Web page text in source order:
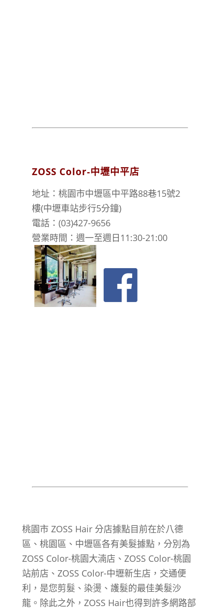
ZOSS Color-中壢中平店
地址：桃園市中壢區中平路88巷15號2
樓(中壢車站步行5分鐘)
電話：(03)427-9656
營業時間：週一至週日11:30-21:00
桃園市 ZOSS Hair 分店據點目前在於八德
區、桃園區、中壢區各有美髮據點，分別為
ZOSS Color-桃園大湳店、ZOSS Color-桃園
站前店、ZOSS Color-中壢新生店，交通便
利，是您剪髮、染燙、護髮的最佳美髮沙
龍。除此之外，ZOSS Hair也得到許多網路部